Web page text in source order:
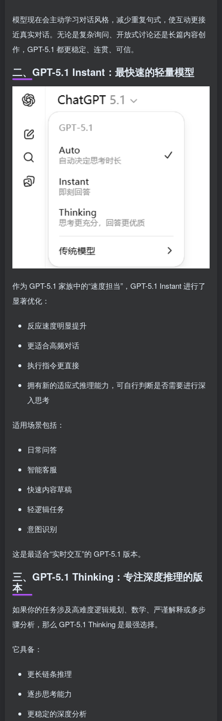
模型现在会主动学习对话风格，减少重复句式，使互动更接
近真实对话。无论是复杂询问、开放式讨论还是长篇内容创
作，GPT-5.1 都更稳定、连贯、可信。
二、GPT-5.1 Instant：最快速的轻量模型
作为 GPT-5.1 家族中的“速度担当”，GPT-5.1 Instant 进行了
显著优化：
反应速度明显提升
更适合高频对话
执行指令更直接
拥有新的适应式推理能力，可自行判断是否需要进行深
入思考
适用场景包括：
日常问答
智能客服
快速内容草稿
轻逻辑任务
意图识别
这是最适合“实时交互”的 GPT-5.1 版本。
三、GPT-5.1 Thinking：专注深度推理的版
本
如果你的任务涉及高难度逻辑规划、数学、严谨解释或多步
骤分析，那么 GPT-5.1 Thinking 是最强选择。
它具备：
更长链条推理
逐步思考能力
更稳定的深度分析